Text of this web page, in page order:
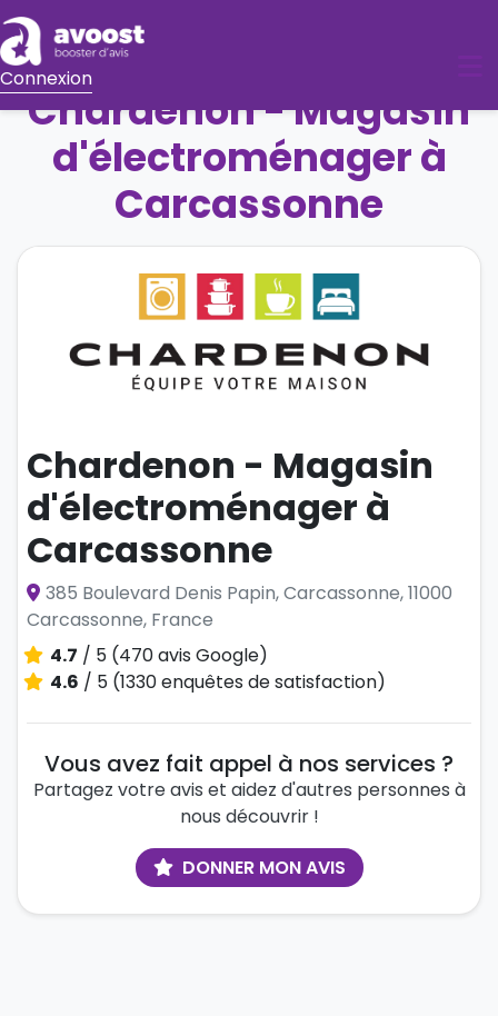
Connexion
Avis et satisfaction de
Chardenon - Magasin
d'électroménager à
Carcassonne
Chardenon - Magasin
d'électroménager à
Carcassonne
385 Boulevard Denis Papin, Carcassonne, 11000
Carcassonne, France
4.7 / 5 (470 avis Google)
4.6 / 5 (1330 enquêtes de satisfaction)
Vous avez fait appel à nos services ?
Partagez votre avis et aidez d'autres personnes à
nous découvrir !
DONNER MON AVIS